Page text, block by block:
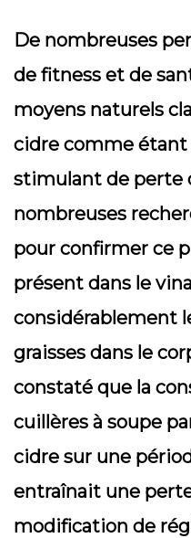
De nombreuses
de fitness et de
moyens naturels
cidre comme
stimulant de perte
nombreuses
pour confirmer ce
présent dans le
considérablement
graisses dans le
constaté que la
cuillères à soupe
cidre sur une
entraînait une
modification de